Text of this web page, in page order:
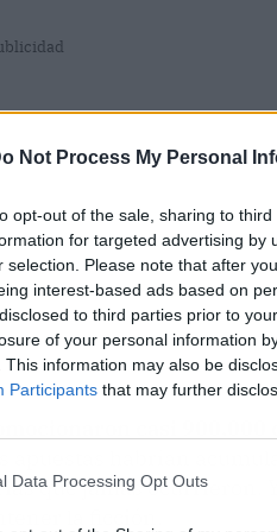
Not Process My Personal
opt-out of the sale, sharing to
for targeted advertising by
selection. Please note that after
interest-based ads based on
to third parties prior to
of your personal information
This information may also be
Participants that may further
Data Processing Opt Outs
habrían
que jamás ocurrieron.
la ficción.